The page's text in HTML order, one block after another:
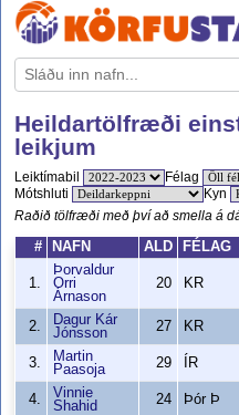
Heildartölfræði
leikjum
Leiktímabil
Félag
Mótshluti
Kyn
Raðið tölfræði með því að smella á
#
NAFN ALD FÉLAG
1.
Þorvaldur
Orri
Árnason
20 KR
2.
Dagur Kár
Jónsson
27 KR
3.
Martin
Paasoja
29 ÍR
4.
Vinnie
Shahid
24 Þór Þ